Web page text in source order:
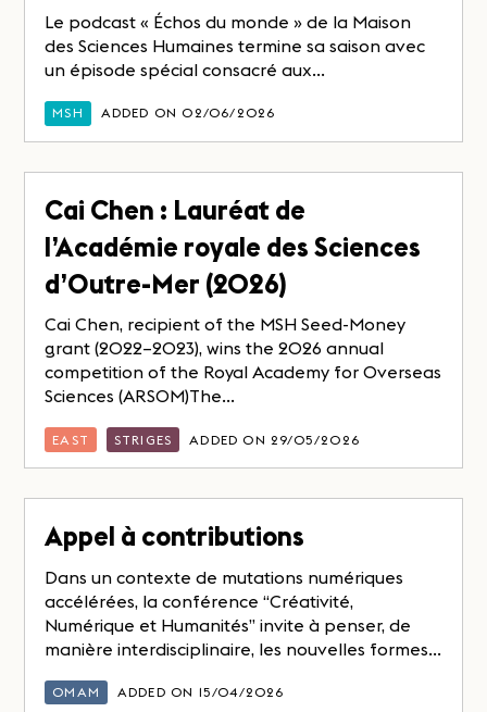
Le podcast « Échos du monde » de la Maison
des Sciences Humaines termine sa saison avec
un épisode spécial consacré aux...
MSH ADDED ON 02/06/2026
Cai Chen : Lauréat de
l’Académie royale des Sciences
d’Outre-Mer (2026)
Cai Chen, recipient of the MSH Seed-Money
grant (2022–2023), wins the 2026 annual
competition of the Royal Academy for Overseas
Sciences (ARSOM)The...
EAST STRIGES ADDED ON 29/05/2026
Appel à contributions
Dans un contexte de mutations numériques
accélérées, la conférence “Créativité,
Numérique et Humanités” invite à penser, de
manière interdisciplinaire, les nouvelles formes...
OMAM ADDED ON 15/04/2026